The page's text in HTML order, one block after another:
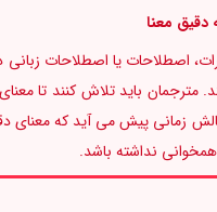
دقیق معنا
اصطلاحات یا اصطلاحات
مترجمان باید تلاش کنند تا
زمانی پیش می آید که معنای
نداشته باشد.